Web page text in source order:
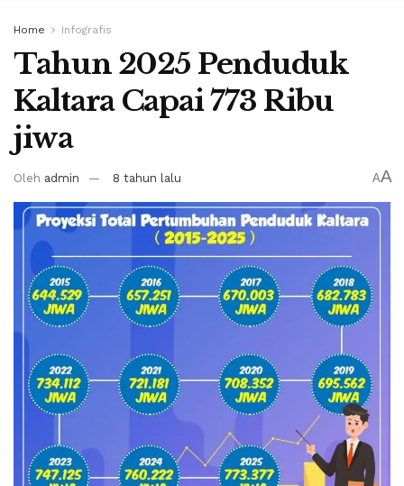
Home Infografis
Tahun 2025 Penduduk
Kaltara Capai 773 Ribu
jiwa
Oleh admin 8 tahun lalu AA